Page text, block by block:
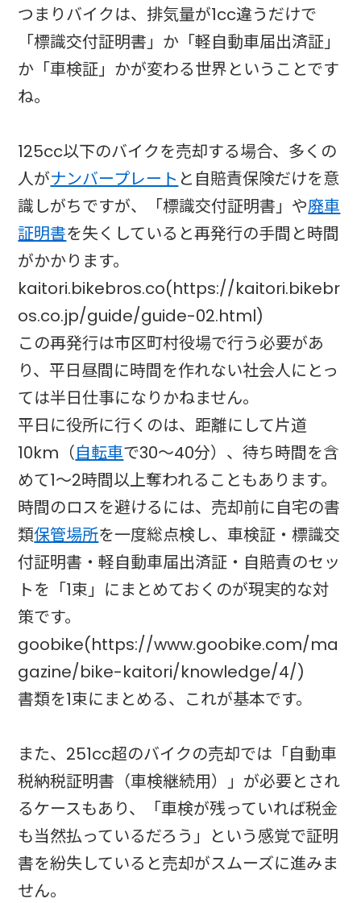
つまりバイクは、排気量が1cc違うだけで
「標識交付証明書」か「軽自動車届出済証」
か「車検証」かが変わる世界ということです
ね。
125cc以下のバイクを売却する場合、多くの
人がナンバープレート と自賠責保険だけを意
識しがちですが、「標識交付証明書」や廃車
証明書を失くしていると再発行の手間と時間
がかかります。
kaitori.bikebros.co(https://kaitori.bikebr
os.co.jp/guide/guide-02.html)
この再発行は市区町村役場で行う必要があ
り、平日昼間に時間を作れない社会人にとっ
ては半日仕事になりかねません。
平日に役所に行くのは、距離にして片道
10km（自転車で30〜40分）、待ち時間を含
めて1〜2時間以上奪われることもあります。
時間のロスを避けるには、売却前に自宅の書
類保管場所を一度総点検し、車検証・標識交
付証明書・軽自動車届出済証・自賠責のセッ
トを「1束」にまとめておくのが現実的な対
策です。
goobike(https://www.goobike.com/ma
gazine/bike-kaitori/knowledge/4/)
書類を1束にまとめる、これが基本です。
また、251cc超のバイクの売却では「自動車
税納税証明書（車検継続用）」が必要とされ
るケースもあり、「車検が残っていれば税金
も当然払っているだろう」という感覚で証明
書を紛失していると売却がスムーズに進みま
せん。